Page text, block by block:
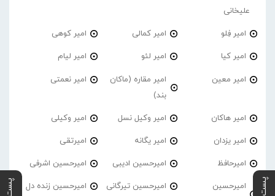
علیخانی
امیر فِلو امیر کمالی امیر کوهی
امیر کیا امیر لئو امیر لیام
امیر معین
امیر مقاره (ماکان
بند)
امیر نعمتی
امیر هاکان امیر وکیل نسل امیر وکیلی
امیر یزدان امیر یگانه امیرتقی
امیرحافظ امیرحسین ادیبی امیرحسین اشرفی
امیرحسین امیرحسین تیرگانی امیرحسین زنده دل